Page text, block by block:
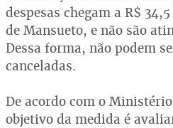
despesas chegam a R$
de Mansueto, e não são
Dessa forma, não podem
canceladas.
De acordo com o
objetivo da medida é